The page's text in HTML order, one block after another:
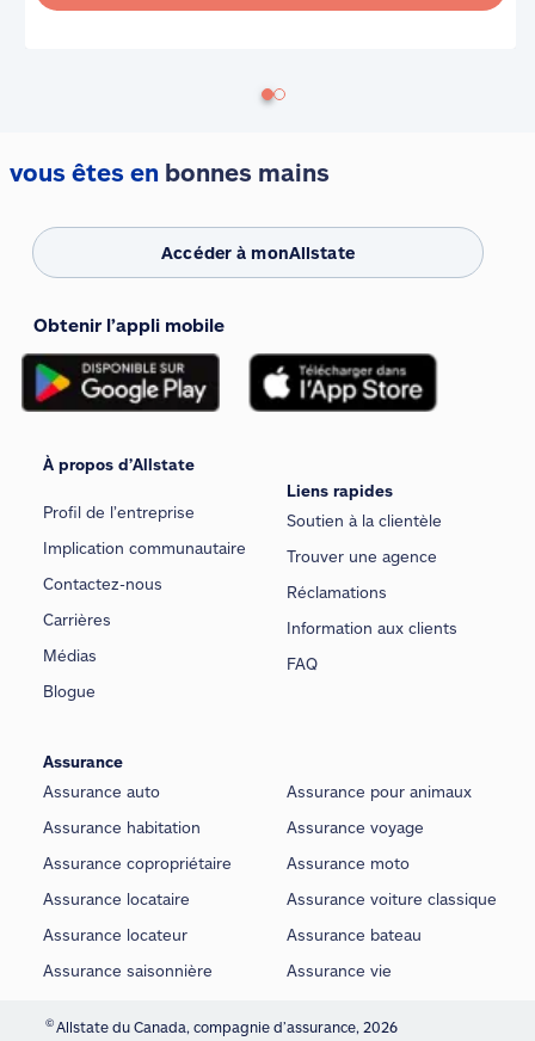
vous êtes en bonnes mains
Accéder à monAllstate
Obtenir l’appli mobile
À propos d’Allstate
Profil de l’entreprise
Implication communautaire
Contactez-nous
Carrières
Médias
Blogue
Liens rapides
Soutien à la clientèle
Trouver une agence
Réclamations
Information aux clients
FAQ
Assurance
Assurance auto
Assurance habitation
Assurance copropriétaire
Assurance locataire
Assurance locateur
Assurance saisonnière
Assurance pour animaux
Assurance voyage
Assurance moto
Assurance voiture classique
Assurance bateau
Assurance vie
©Allstate du Canada, compagnie d’assurance, 2026